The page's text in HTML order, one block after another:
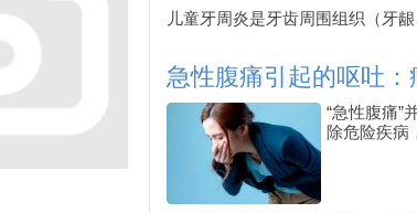
儿童牙周炎是牙齿周围组织（牙
急性腹痛引起的呕吐
“急性腹痛”
除危险疾病